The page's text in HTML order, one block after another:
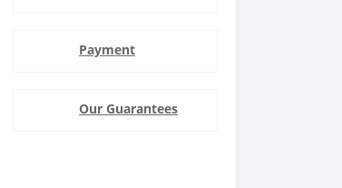
Payment
Our Guarantees